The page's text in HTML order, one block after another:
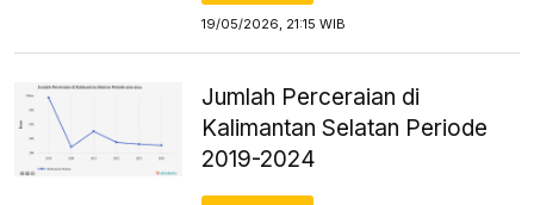
19/05/2026, 21:15 WIB
Jumlah Perceraian di
Kalimantan Selatan Periode
2019-2024